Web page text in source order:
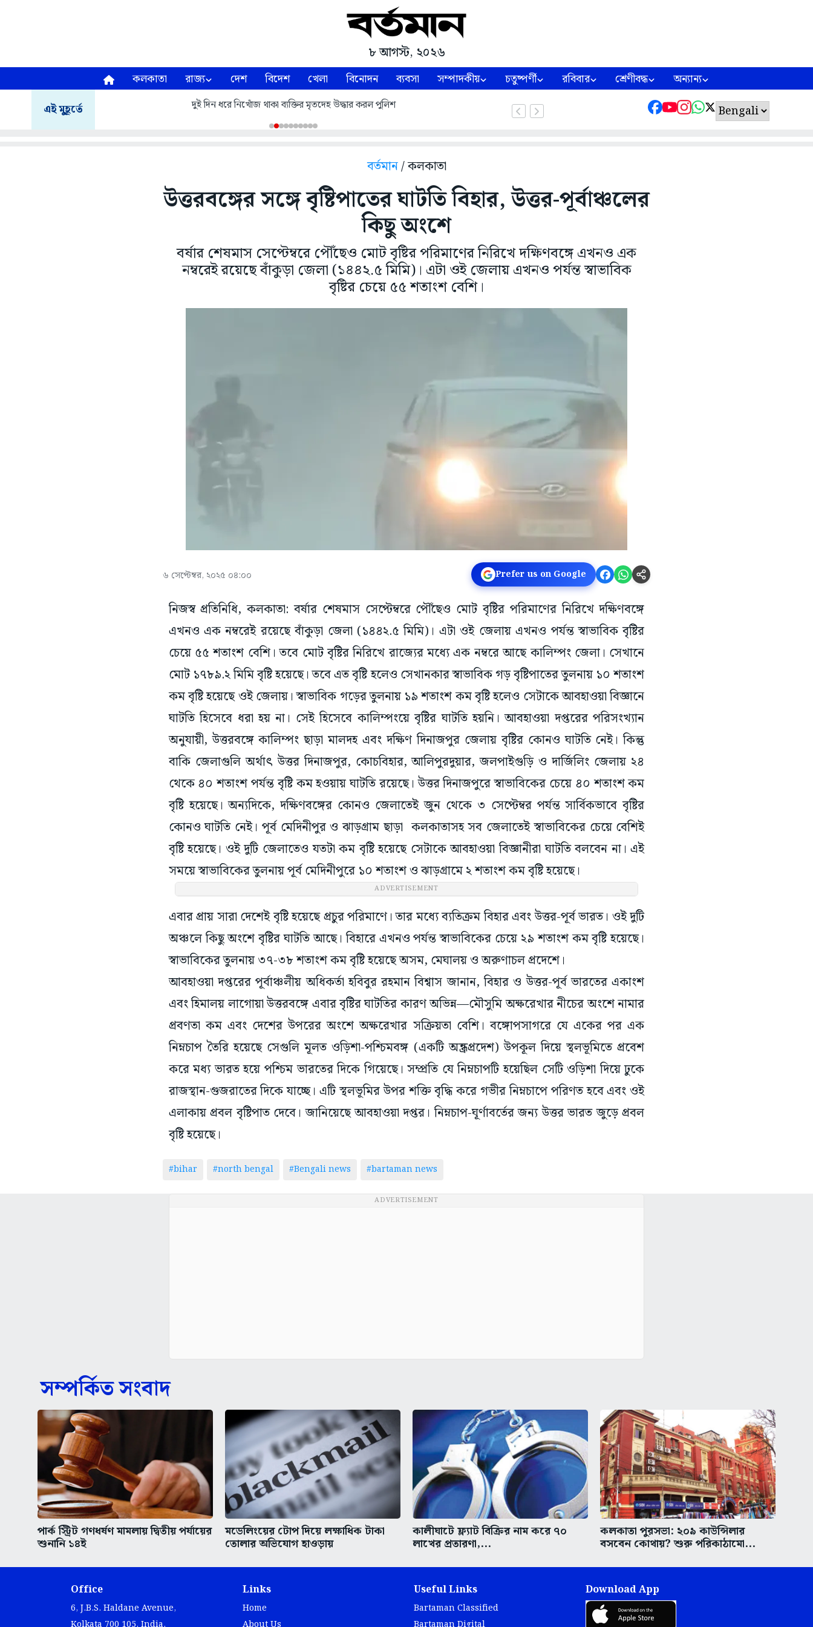
৮ আগস্ট, ২০২৬
কলকাতা রাজ্য দেশ বিদেশ খেলা বিনোদন ব্যবসা সম্পাদকীয় চতুষ্পর্ণী রবিবার শ্রেণীবদ্ধ অন্যান্য
এই মুহূর্তে দুই দিন ধরে নিখোঁজ থাকা ব্যক্তির মৃতদেহ উদ্ধার করল পুলিশ
বর্তমান/ কলকাতা
উত্তরবঙ্গের সঙ্গে বৃষ্টিপাতের ঘাটতি বিহার, উত্তর-পূর্বাঞ্চলের
কিছু অংশে
বর্ষার শেষমাস সেপ্টেম্বরে পৌঁছেও মোট বৃষ্টির পরিমাণের নিরিখে দক্ষিণবঙ্গে এখনও এক
নম্বরেই রয়েছে বাঁকুড়া জেলা (১৪৪২.৫ মিমি)। এটা ওই জেলায় এখনও পর্যন্ত স্বাভাবিক
বৃষ্টির চেয়ে ৫৫ শতাংশ বেশি।
৬ সেপ্টেম্বর, ২০২৫ ০৪:০০ Prefer us on Google
নিজস্ব প্রতিনিধি, কলকাতা: বর্ষার শেষমাস সেপ্টেম্বরে পৌঁছেও মোট বৃষ্টির পরিমাণের নিরিখে দক্ষিণবঙ্গে
এখনও এক নম্বরেই রয়েছে বাঁকুড়া জেলা (১৪৪২.৫ মিমি)। এটা ওই জেলায় এখনও পর্যন্ত স্বাভাবিক বৃষ্টির
চেয়ে ৫৫ শতাংশ বেশি। তবে মোট বৃষ্টির নিরিখে রাজ্যের মধ্যে এক নম্বরে আছে কালিম্পং জেলা। সেখানে
মোট ১৭৮৯.২ মিমি বৃষ্টি হয়েছে। তবে এত বৃষ্টি হলেও সেখানকার স্বাভাবিক গড় বৃষ্টিপাতের তুলনায় ১০ শতাংশ
কম বৃষ্টি হয়েছে ওই জেলায়। স্বাভাবিক গড়ের তুলনায় ১৯ শতাংশ কম বৃষ্টি হলেও সেটাকে আবহাওয়া বিজ্ঞানে
ঘাটতি হিসেবে ধরা হয় না। সেই হিসেবে কালিম্পংয়ে বৃষ্টির ঘাটতি হয়নি। আবহাওয়া দপ্তরের পরিসংখ্যান
অনুযায়ী, উত্তরবঙ্গে কালিম্পং ছাড়া মালদহ এবং দক্ষিণ দিনাজপুর জেলায় বৃষ্টির কোনও ঘাটতি নেই। কিন্তু
বাকি জেলাগুলি অর্থাৎ উত্তর দিনাজপুর, কোচবিহার, আলিপুরদুয়ার, জলপাইগুড়ি ও দার্জিলিং জেলায় ২৪
থেকে ৪০ শতাংশ পর্যন্ত বৃষ্টি কম হওয়ায় ঘাটতি রয়েছে। উত্তর দিনাজপুরে স্বাভাবিকের চেয়ে ৪০ শতাংশ কম
বৃষ্টি হয়েছে। অন্যদিকে, দক্ষিণবঙ্গের কোনও জেলাতেই জুন থেকে ৩ সেপ্টেম্বর পর্যন্ত সার্বিকভাবে বৃষ্টির
কোনও ঘাটতি নেই। পূর্ব মেদিনীপুর ও ঝাড়গ্রাম ছাড়া কলকাতাসহ সব জেলাতেই স্বাভাবিকের চেয়ে বেশিই
বৃষ্টি হয়েছে। ওই দুটি জেলাতেও যতটা কম বৃষ্টি হয়েছে সেটাকে আবহাওয়া বিজ্ঞানীরা ঘাটতি বলবেন না। এই
সময়ে স্বাভাবিকের তুলনায় পূর্ব মেদিনীপুরে ১০ শতাংশ ও ঝাড়গ্রামে ২ শতাংশ কম বৃষ্টি হয়েছে।
ADVERTISEMENT
এবার প্রায় সারা দেশেই বৃষ্টি হয়েছে প্রচুর পরিমাণে। তার মধ্যে ব্যতিক্রম বিহার এবং উত্তর-পূর্ব ভারত। ওই দুটি
অঞ্চলে কিছু অংশে বৃষ্টির ঘাটতি আছে। বিহারে এখনও পর্যন্ত স্বাভাবিকের চেয়ে ২৯ শতাংশ কম বৃষ্টি হয়েছে।
স্বাভাবিকের তুলনায় ৩৭-৩৮ শতাংশ কম বৃষ্টি হয়েছে অসম, মেঘালয় ও অরুণাচল প্রদেশে।
আবহাওয়া দপ্তরের পূর্বাঞ্চলীয় অধিকর্তা হবিবুর রহমান বিশ্বাস জানান, বিহার ও উত্তর-পূর্ব ভারতের একাংশ
এবং হিমালয় লাগোয়া উত্তরবঙ্গে এবার বৃষ্টির ঘাটতির কারণ অভিন্ন—মৌসুমি অক্ষরেখার নীচের অংশে নামার
প্রবণতা কম এবং দেশের উপরের অংশে অক্ষরেখার সক্রিয়তা বেশি। বঙ্গোপসাগরে যে একের পর এক
নিম্নচাপ তৈরি হয়েছে সেগুলি মূলত ওড়িশা-পশ্চিমবঙ্গ (একটি অন্ধ্রপ্রদেশ) উপকূল দিয়ে স্থলভূমিতে প্রবেশ
করে মধ্য ভারত হয়ে পশ্চিম ভারতের দিকে গিয়েছে। সম্প্রতি যে নিম্নচাপটি হয়েছিল সেটি ওড়িশা দিয়ে ঢুকে
রাজস্থান-গুজরাতের দিকে যাচ্ছে। এটি স্থলভূমির উপর শক্তি বৃদ্ধি করে গভীর নিম্নচাপে পরিণত হবে এবং ওই
এলাকায় প্রবল বৃষ্টিপাত দেবে। জানিয়েছে আবহাওয়া দপ্তর। নিম্নচাপ-ঘূর্ণাবর্তের জন্য উত্তর ভারত জুড়ে প্রবল
বৃষ্টি হয়েছে।
#bihar #north bengal #Bengali news #bartaman news
ADVERTISEMENT
সম্পর্কিত সংবাদ
পার্ক স্ট্রিট গণধর্ষণ মামলায় দ্বিতীয় পর্যায়ের
শুনানি ১৪ই
মডেলিংয়ের টোপ দিয়ে লক্ষাধিক টাকা
তোলার অভিযোগ হাওড়ায়
কালীঘাটে ফ্ল্যাট বিক্রির নাম করে ৭০
লাখের প্রতারণা,...
কলকাতা পুরসভা: ২০৯ কাউন্সিলার
বসবেন কোথায়? শুরু পরিকাঠামো...
Office
6, J.B.S. Haldane Avenue,
Links
Home
Useful Links
Bartaman Classified
Download App